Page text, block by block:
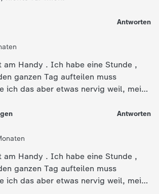
Antworten
Handy . Ich habe eine Stunde ,
ganzen Tag aufteilen muss
ich das aber etwas nervig weil, meine
Zudem darf ich nd zocken
hört wie andere ständig über
Antworten
Handy . Ich habe eine Stunde ,
ganzen Tag aufteilen muss
ich das aber etwas nervig weil, meine